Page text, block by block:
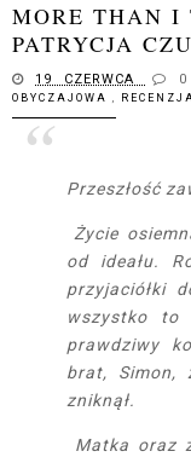
MORE THAN I
PATRYCJA
19 CZERWCA 0
OBYCZAJOWA ,
Przeszłość
Życie
od ideału.
przyjaciółki
wszystko to
prawdziwy
brat, Simon,
zniknął.
Matka oraz